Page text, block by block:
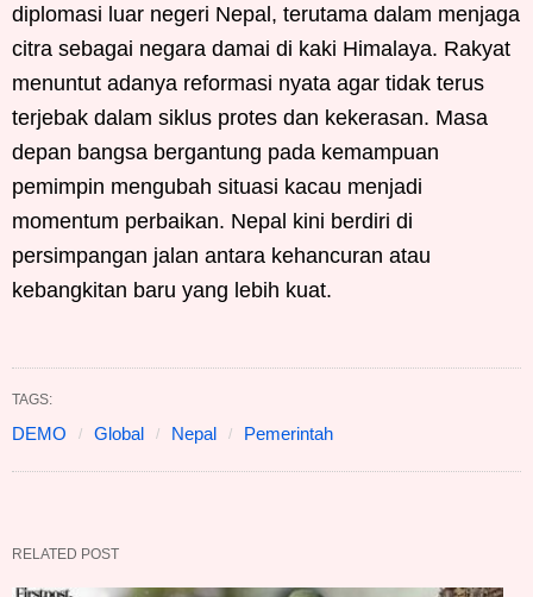
diplomasi luar negeri Nepal, terutama dalam menjaga
citra sebagai negara damai di kaki Himalaya. Rakyat
menuntut adanya reformasi nyata agar tidak terus
terjebak dalam siklus protes dan kekerasan. Masa
depan bangsa bergantung pada kemampuan
pemimpin mengubah situasi kacau menjadi
momentum perbaikan. Nepal kini berdiri di
persimpangan jalan antara kehancuran atau
kebangkitan baru yang lebih kuat.
TAGS:
DEMO Global Nepal Pemerintah
RELATED POST